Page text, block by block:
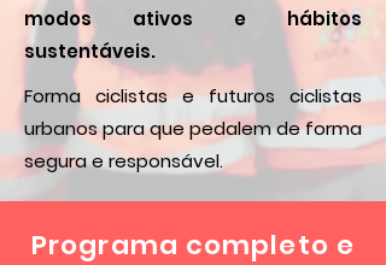
modos ativos e hábitos
sustentáveis.
Forma ciclistas e futuros ciclistas
urbanos para que pedalem de forma
segura e responsável.
Programa completo e